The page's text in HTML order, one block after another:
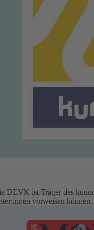
DEVK ist Träger des
vorweisen können.